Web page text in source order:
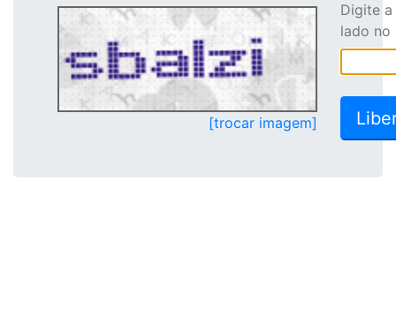
[trocar imagem]
Digite
lado no